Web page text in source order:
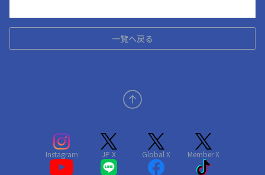
一覧へ戻る
Instagram JP X Global X Member X